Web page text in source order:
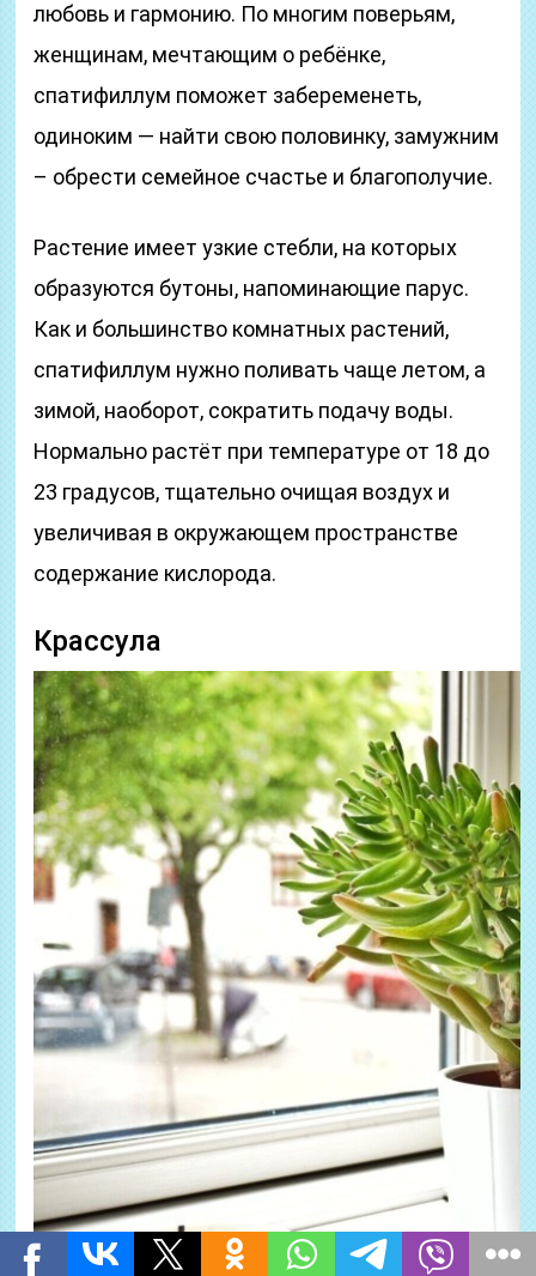
любовь и гармонию. По многим поверьям,
женщинам, мечтающим о ребёнке,
спатифиллум поможет забеременеть,
одиноким — найти свою половинку, замужним
– обрести семейное счастье и благополучие.
Растение имеет узкие стебли, на которых
образуются бутоны, напоминающие парус.
Как и большинство комнатных растений,
спатифиллум нужно поливать чаще летом, а
зимой, наоборот, сократить подачу воды.
Нормально растёт при температуре от 18 до
23 градусов, тщательно очищая воздух и
увеличивая в окружающем пространстве
содержание кислорода.
Крассула